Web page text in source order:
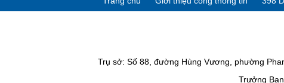
Trụ sở: Số 88, đường Hùng Vương, phường
Trưởng